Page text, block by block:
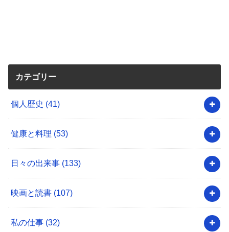
カテゴリー
個人歴史 (41)
健康と料理 (53)
日々の出来事 (133)
映画と読書 (107)
私の仕事 (32)